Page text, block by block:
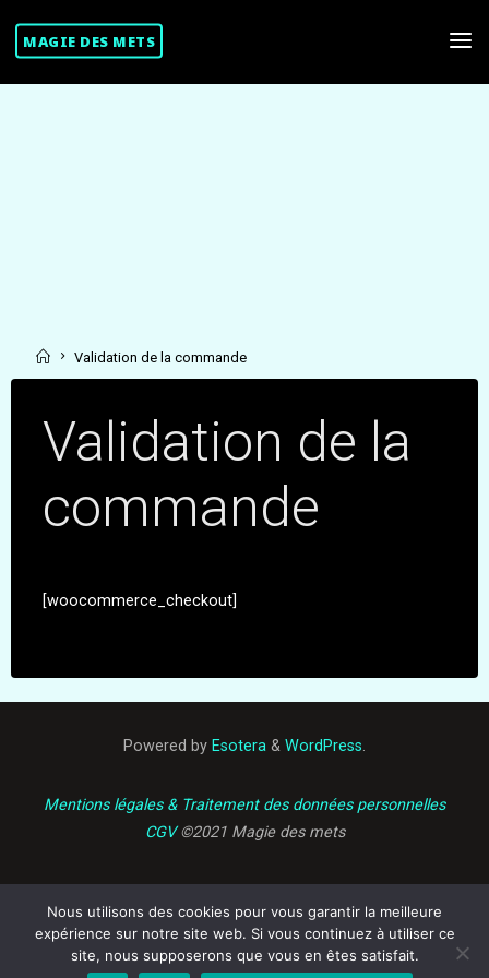
MAGIE DES METS
HomeValidation de la commande
Validation de la
commande
[woocommerce_checkout]
Powered by Esotera & WordPress.
Mentions légales & Traitement des données personnelles
CGV©2021 Magie des mets
Nous utilisons des cookies pour vous garantir la meilleure
expérience sur notre site web. Si vous continuez à utiliser ce
site, nous supposerons que vous en êtes satisfait.